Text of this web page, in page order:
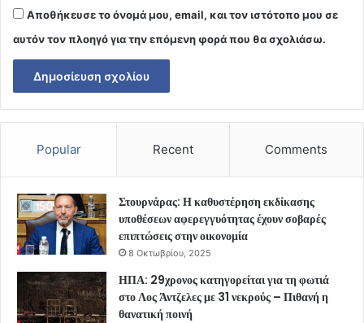
Αποθήκευσε το όνομά μου, email, και τον ιστότοπο μου σε
αυτόν τον πλοηγό για την επόμενη φορά που θα σχολιάσω.
Popular Recent Comments
Στουρνάρας: Η καθυστέρηση εκδίκασης
υποθέσεων αφερεγγυότητας έχουν σοβαρές
επιπτώσεις στην οικονομία
8 Οκτωβρίου, 2025
ΗΠΑ: 29χρονος κατηγορείται για τη φωτιά
στο Λος Άντζελες με 31 νεκρούς – Πιθανή η
θανατική ποινή